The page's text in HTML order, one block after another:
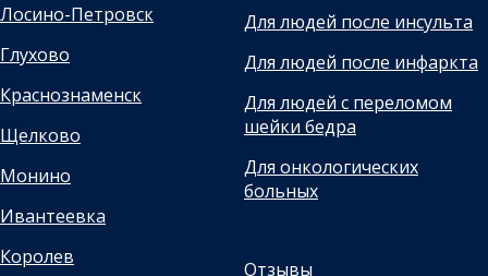
Лосино-Петровск
Глухово
Краснознаменск
Щелково
Монино
Ивантеевка
Королев
Для людей после инсульта
Для людей после инфаркта
Для людей с переломом
шейки бедра
Для онкологических
больных
Отзывы